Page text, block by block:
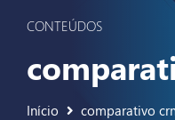
CONTEÚDOS
Início comparativo